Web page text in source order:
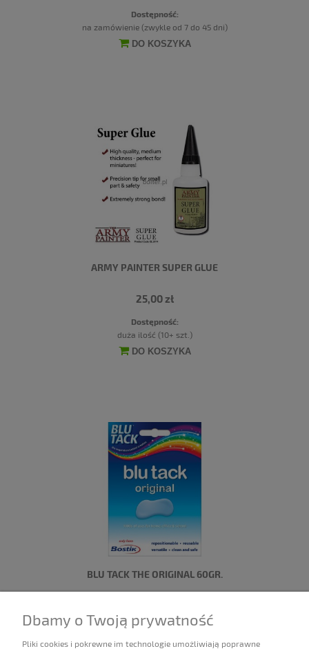
Dostępność:
na zamówienie (zwykle od 7 do 45 dni)
DO KOSZYKA
ARMY PAINTER SUPER GLUE
25,00 zł
Dostępność:
duża ilość (10+ szt.)
DO KOSZYKA
BLU TACK THE ORIGINAL 60GR.
Dostępność:
5 sztuk
Dbamy o Twoją prywatność
Pliki cookies i pokrewne im technologie umożliwiają poprawne